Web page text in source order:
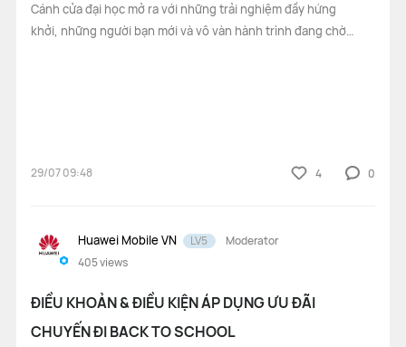
Cánh cửa đại học mở ra với những trải nghiệm đầy hứng
khởi, những người bạn mới và vô vàn hành trình đang chờ
29/07 09:48 4 0
Huawei Mobile VN LV5
Moderator
405views
ĐIỀU KHOẢN & ĐIỀU KIỆN ÁP DỤNG ƯU ĐÃI
CHUYẾN ĐI BACK TO SCHOOL